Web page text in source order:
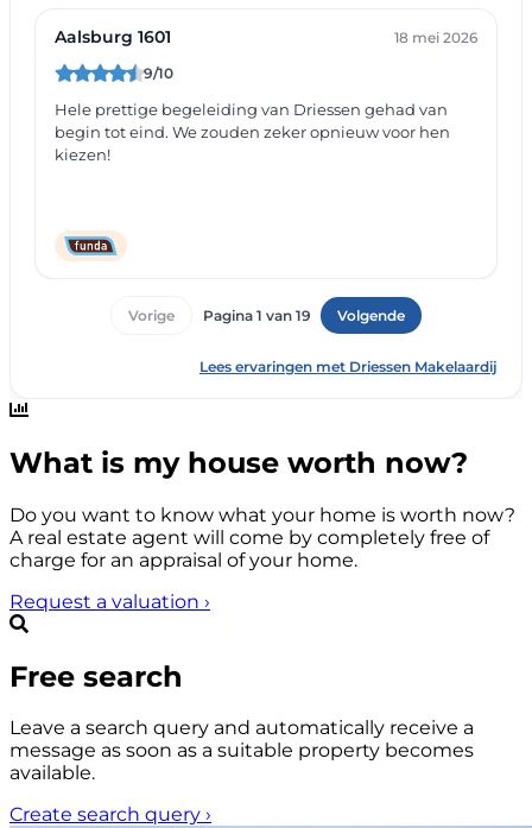
What is my house worth now?
Do you want to know what your home is worth now?
A real estate agent will come by completely free of
charge for an appraisal of your home.
Request a valuation ›
Free search
Leave a search query and automatically receive a
message as soon as a suitable property becomes
available.
Create search query ›